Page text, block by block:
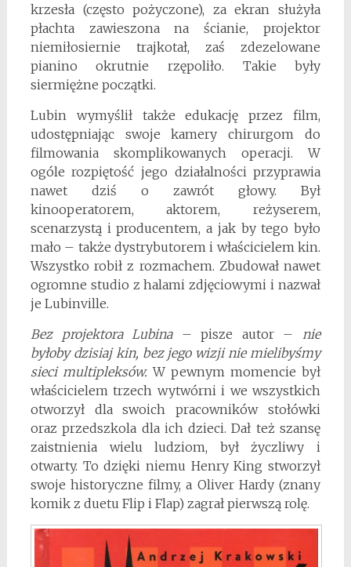
krzesła (często pożyczone), za ekran służyła
płachta zawieszona na ścianie, projektor
niemiłosiernie trajkotał, zaś zdezelowane
pianino okrutnie rzępoliło. Takie były
siermiężne początki.
Lubin wymyślił także edukację przez film,
udostępniając swoje kamery chirurgom do
filmowania skomplikowanych operacji. W
ogóle rozpiętość jego działalności przyprawia
nawet dziś o zawrót głowy. Był
kinooperatorem, aktorem, reżyserem,
scenarzystą i producentem, a jak by tego było
mało – także dystrybutorem i właścicielem kin.
Wszystko robił z rozmachem. Zbudował nawet
ogromne studio z halami zdjęciowymi i nazwał
je Lubinville.
Bez projektora Lubina– pisze autor – nie
byłoby dzisiaj kin, bez jego wizji nie mielibyśmy
sieci multipleksów.W pewnym momencie był
właścicielem trzech wytwórni i we wszystkich
otworzył dla swoich pracowników stołówki
oraz przedszkola dla ich dzieci. Dał też szansę
zaistnienia wielu ludziom, był życzliwy i
otwarty. To dzięki niemu Henry King stworzył
swoje historyczne filmy, a Oliver Hardy (znany
komik z duetu Flip i Flap) zagrał pierwszą rolę.